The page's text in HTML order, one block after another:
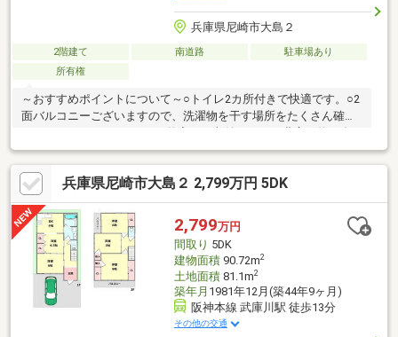
兵庫県尼崎市大島２
2階建て 南道路
駐車場あり
所有権
～おすすめポイントについて～○トイレ2カ所付きで快適です。○2
面バルコニーございますので、洗濯物を干す場所をたくさん確保
くても安心です。～周辺について～〇尼崎市立成文小学校まで約
190ｍ■弊社について■センチュリー21加盟店中28年連続No.1
(1997年～2024年兵庫地区仲介実績)阪神間（尼崎・伊丹・西宮・
宝塚）阪急沿線沿い全店駅前に8店舗展開中（駅前に情報は集ま
る！）このエリアで物件数最多！尼崎市・伊丹市・西宮市・川西
市・宝塚市でお家をお探しの方、まずはご気軽にお問い合わせく
ださい！
兵庫県尼崎市大島２ 2,799万円 5DK
2,799万円
間取り 5DK
建物面積90.72m2
土地面積81.1m2
築年月 1981年12月(築44年9ヶ月)
阪神本線 武庫川駅 徒歩13分
その他の交通